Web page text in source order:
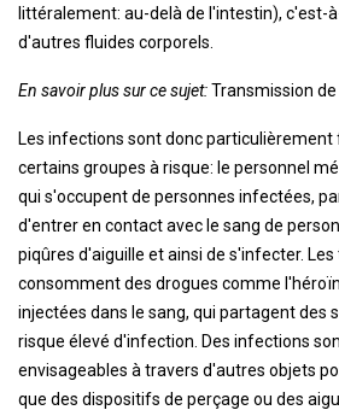
littéralement: au-delà de l'intestin), c'est-
d'autres fluides corporels.
En savoir plus sur ce sujet:Transmission
Les infections sont donc
certains groupes à risque: le personnel
qui s'occupent de personnes infectées,
d'entrer en contact avec le sang de
piqûres d'aiguille et ainsi de s'infecter.
consomment des drogues comme
injectées dans le sang, qui partagent des
risque élevé d'infection. Des infections
envisageables à travers d'autres objets
que des dispositifs de perçage ou des